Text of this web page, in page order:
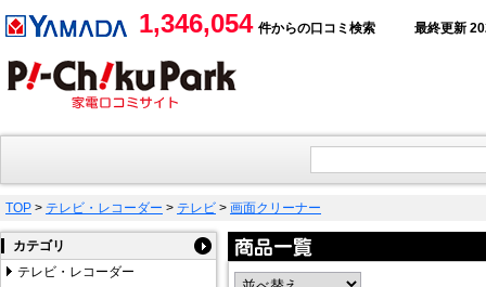
1,346,054 件からの口コミ検索 最終更新
TOP > テレビ・レコーダー > テレビ > 画面クリーナー
カテゴリ
テレビ・レコーダー